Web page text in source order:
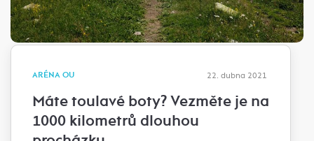
ARÉNA OU 22. dubna 2021
Máte toulavé boty? Vezměte je na
1000 kilometrů dlouhou